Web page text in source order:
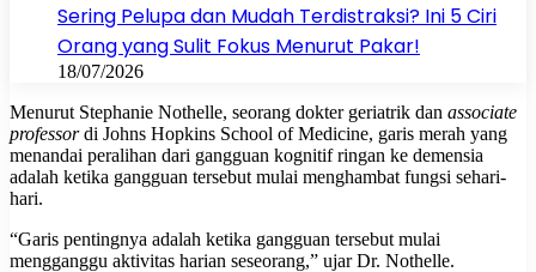
Sering Pelupa dan Mudah Terdistraksi? Ini 5 Ciri
Orang yang Sulit Fokus Menurut Pakar!
18/07/2026
Menurut Stephanie Nothelle, seorang dokter geriatrik dan associate
professordi Johns Hopkins School of Medicine, garis merah yang
menandai peralihan dari gangguan kognitif ringan ke demensia
adalah ketika gangguan tersebut mulai menghambat fungsi sehari-
hari.
“Garis pentingnya adalah ketika gangguan tersebut mulai
mengganggu aktivitas harian seseorang,” ujar Dr. Nothelle.